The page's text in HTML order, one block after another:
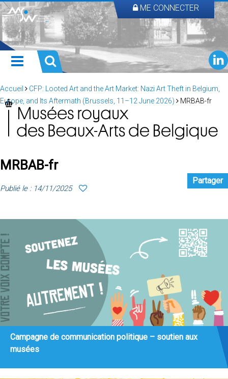
ME CONNECTER
Accueil
CFP: Looted Art and the Art Market: Nazi Art Theft in Belgium,
Europe, and Its Aftermath (Brussels, 11–12 June 2026)
MRBAB-fr
MRBAB-fr
Publié le : 14/11/2025
Partager
Campagne de communication politique – soutien aux
musées